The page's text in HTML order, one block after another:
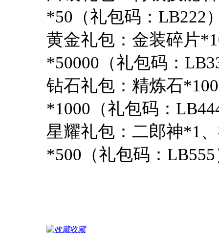
*50（礼包码：LB222
黄金礼包：金装碎片
*50000（礼包码：
钻石礼包：精炼石
*1000（礼包码：
星耀礼包：二郎神*1
*500（礼包码：
收藏